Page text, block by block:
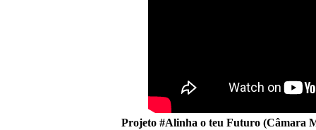
Projeto #Alinha o teu Futuro (Câmara